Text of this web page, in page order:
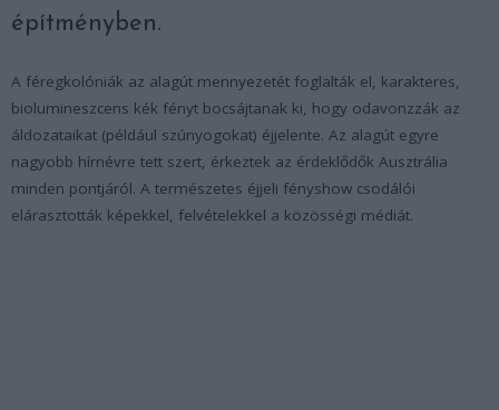
építményben.
A féregkolóniák az alagút mennyezetét foglalták el, karakteres,
biolumineszcens kék fényt bocsájtanak ki, hogy odavonzzák az
áldozataikat (például szúnyogokat) éjjelente. Az alagút egyre
nagyobb hírnévre tett szert, érkeztek az érdeklődők Ausztrália
minden pontjáról. A természetes éjjeli fényshow csodálói
elárasztották képekkel, felvételekkel a közösségi médiát.